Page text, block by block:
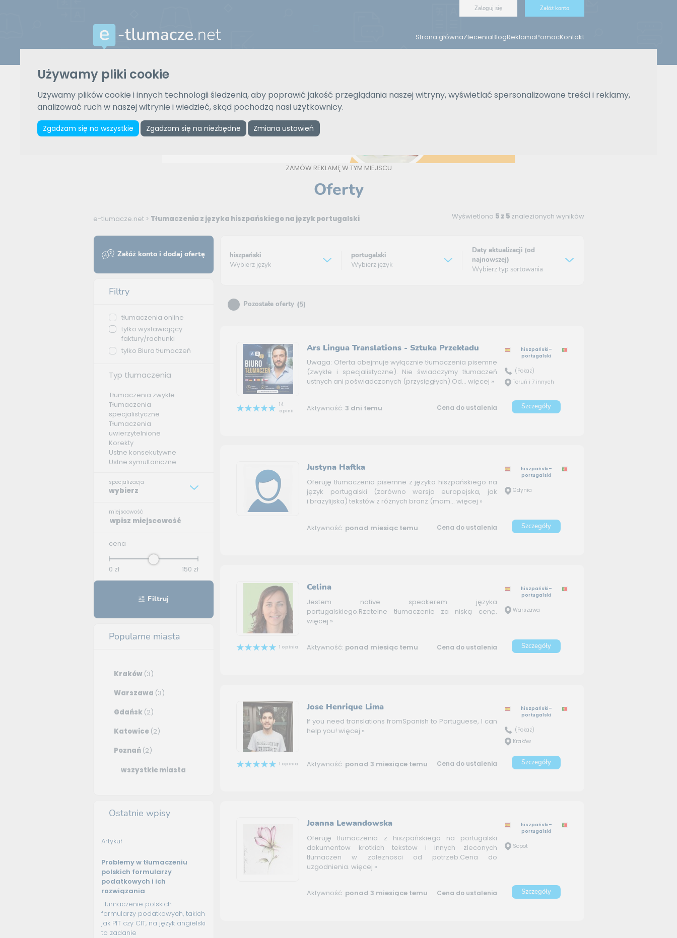
Używamy pliki cookie
Używamy plików cookie i innych technologii śledzenia, aby poprawić jakość przeglądania naszej witryny, wyświetlać spersonalizowane treści i reklamy,
analizować ruch w naszej witrynie i wiedzieć, skąd pochodzą nasi użytkownicy.
Zgadzam się na wszystkie Zgadzam się na niezbędne Zmiana ustawień
Zaloguj się Załóż konto
Strona głównaZleceniaBlogReklamaPomocKontakt
ZAMÓW REKLAMĘ W TYM MIEJSCU
Oferty
e-tlumacze.net > Tłumaczenia z języka hiszpańskiego na język portugalski Wyświetlono 5 z 5 znalezionych wyników
Załóż konto i dodaj ofertę
Filtry
tłumaczenia online
tylko wystawiający
faktury/rachunki
tylko Biura tłumaczeń
Typ tłumaczenia
Tłumaczenia zwykłe
Tłumaczenia
specjalistyczne
Tłumaczenia
uwierzytelnione
Korekty
Ustne konsekutywne
Ustne symultaniczne
specjalizacja
wybierz
miejscowość
cena
0 zł 150 zł
Filtruj
Popularne miasta
Kraków (3)
Warszawa (3)
Gdańsk (2)
Katowice (2)
Poznań (2)
wszystkie miasta
Ostatnie wpisy
Artykuł
Problemy w tłumaczeniu
polskich formularzy
podatkowych i ich
rozwiązania
Tłumaczenie polskich
formularzy podatkowych, takich
jak PIT czy CIT, na język angielski
to zadanie
hiszpański
Wybierz język
portugalski
Wybierz język
Daty aktualizacji (od
najnowszej)
Wybierz typ sortowania
Pozostałe oferty (5)
Ars Lingua Translations - Sztuka Przekładu
Uwaga: Oferta obejmuje wyłącznie tłumaczenia pisemne
(zwykłe i specjalistyczne). Nie świadczymy tłumaczeń
ustnych ani poświadczonych (przysięgłych).Od... więcej »
hiszpański–
portugalski
(Pokaż)
Toruń i 7 innych
14
opinii
Aktywność: 3 dni temu Cena do ustalenia Szczegóły
Justyna Haftka
Oferuję tłumaczenia pisemne z języka hiszpańskiego na
język portugalski (zarówno wersja europejska, jak
i brazylijska) tekstów z różnych branż (mam... więcej »
hiszpański–
portugalski
Gdynia
Aktywność: ponad miesiąc temu Cena do ustalenia Szczegóły
Celina
Jestem native speakerem języka
portugalskiego.Rzetelne tłumaczenie za niską cenę.
więcej »
hiszpański–
portugalski
Warszawa
1 opinia Aktywność: ponad miesiąc temu Cena do ustalenia Szczegóły
Jose Henrique Lima
If you need translations fromSpanish to Portuguese, I can
help you! więcej »
hiszpański–
portugalski
(Pokaż)
Kraków
1 opinia Aktywność: ponad 3 miesiące temu Cena do ustalenia Szczegóły
Joanna Lewandowska
Oferuję tlumaczenia z hiszpańskiego na portugalski
dokumentow krotkich tekstow i innych zleconych
tlumaczen w zaleznosci od potrzeb.Cena do
uzgodnienia. więcej »
hiszpański–
portugalski
Sopot
Aktywność: ponad 3 miesiące temu Cena do ustalenia Szczegóły